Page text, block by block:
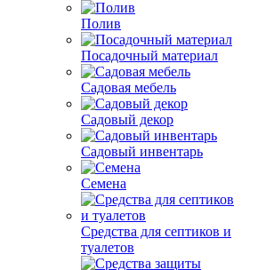
Полив
Посадочный материал
Садовая мебель
Садовый декор
Садовый инвентарь
Семена
Средства для септиков и
туалетов